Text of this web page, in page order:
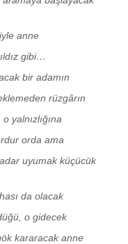
anne
gibi…
bir adamın
rüzgârın
yalnızlığına
orda ama
uyumak küçücük
da olacak
o gidecek
kararacak anne